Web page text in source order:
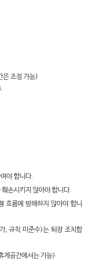
은 조정 가능)
야 합니다.
손시키지 않아야 합니다.
흐름에 방해하지 않아야 합니
, 규칙 미준수)는 퇴장 조치합
게공간에서는 가능)